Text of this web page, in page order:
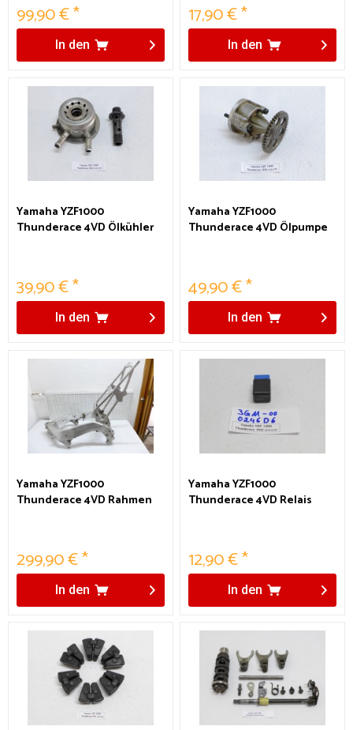
99,90 € *
In den
17,90 € *
In den
Yamaha YZF1000
Thunderace 4VD Ölkühler
39,90 € *
In den
Yamaha YZF1000
Thunderace 4VD Ölpumpe
49,90 € *
In den
Yamaha YZF1000
Thunderace 4VD Rahmen
299,90 € *
In den
Yamaha YZF1000
Thunderace 4VD Relais
12,90 € *
In den